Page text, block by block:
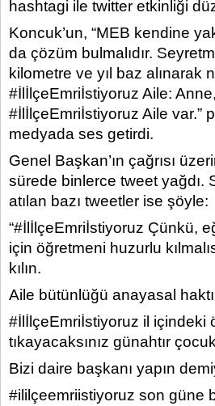
hashtagi ile twitter etkinliği
Koncuk’un, “MEB kendine
da çözüm bulmalıdır.
kilometre ve yıl baz alınarak
#İlİlçeEmriİstiyoruz Aile:
#İlİlçeEmriİstiyoruz Aile var.”
medyada ses getirdi.
Genel Başkan’ın çağrısı
sürede binlerce tweet yağdı.
atılan bazı tweetler ise şöyle:
“#İlİlçeEmriİstiyoruz Çünkü,
için öğretmeni huzurlu
kılın.
Aile bütünlüğü anayasal
#İlİlçeEmriİstiyoruz il
tıkayacaksınız günahtır
Bizi daire başkanı yapın
#ililçeemriistiyoruz son güne